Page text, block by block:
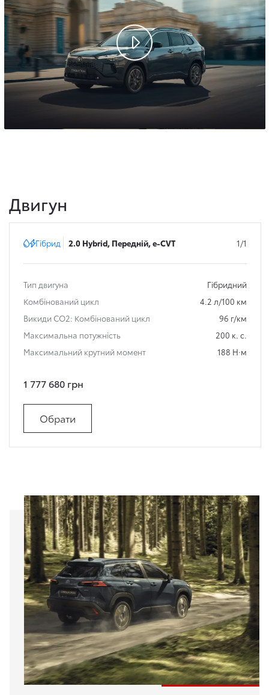
Двигун
Гібрид 2.0 Hybrid, Передній, e-CVT 1/1
Тип двигуна
Гібридний
Комбінований цикл
4.2 л/100 км
Викиди СО2: Комбінований цикл
96 г/км
Максимальна потужність
200 к. с.
Максимальний крутний момент
188 Н·м
1 777 680 грн
Обрати